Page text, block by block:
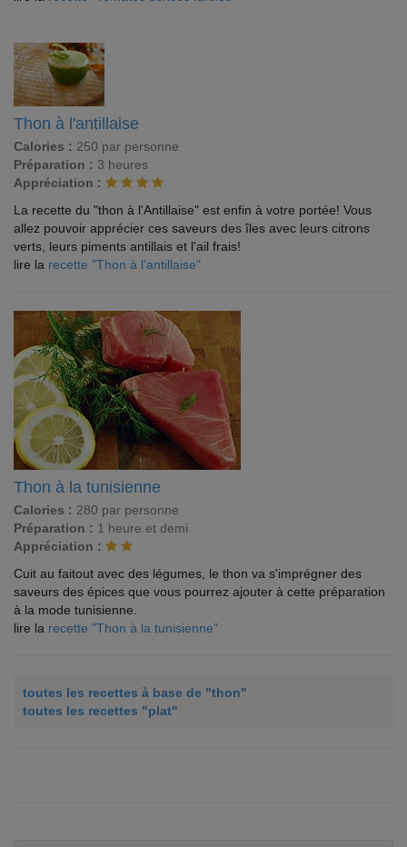
Thon à l'antillaise
Calories : 250 par personne
Préparation : 3 heures
Appréciation :
La recette du "thon à l'Antillaise" est enfin à votre portée! Vous
allez pouvoir apprécier ces saveurs des îles avec leurs citrons
verts, leurs piments antillais et l'ail frais!
lire la recette "Thon à l'antillaise"
Thon à la tunisienne
Calories : 280 par personne
Préparation : 1 heure et demi
Appréciation :
Cuit au faitout avec des légumes, le thon va s'imprégner des
saveurs des épices que vous pourrez ajouter à cette préparation
à la mode tunisienne.
lire la recette "Thon à la tunisienne"
toutes les recettes à base de "thon"
toutes les recettes "plat"